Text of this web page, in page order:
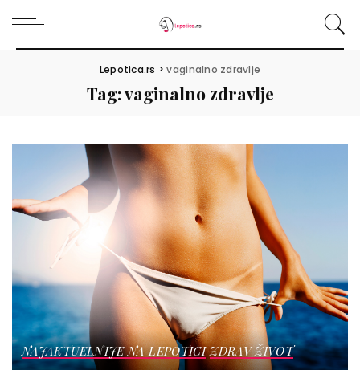
Lepotica.rs >vaginalno zdravlje
Tag:vaginalno zdravlje
NAJAKTUELNIJE NA LEPOTICI ZDRAV ŽIVOT